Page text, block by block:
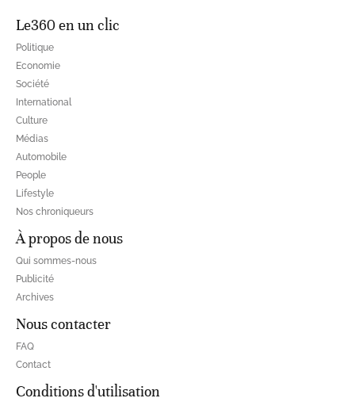
Le360 en un clic
Politique
Economie
Société
International
Culture
Médias
Automobile
People
Lifestyle
Nos chroniqueurs
À propos de nous
Qui sommes-nous
Publicité
Archives
Nous contacter
FAQ
Contact
Conditions d'utilisation